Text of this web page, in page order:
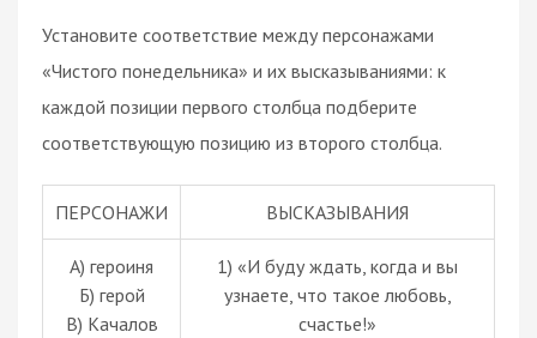
Установите соответствие между персонажами
«Чистого понедельника» и их высказываниями: к
каждой позиции первого столбца подберите
соответствующую позицию из второго столбца.
ПЕРСОНАЖИ ВЫСКАЗЫВАНИЯ
А) героиня
Б) герой
В) Качалов
1) «И буду ждать, когда и вы
узнаете, что такое любовь,
счастье!»